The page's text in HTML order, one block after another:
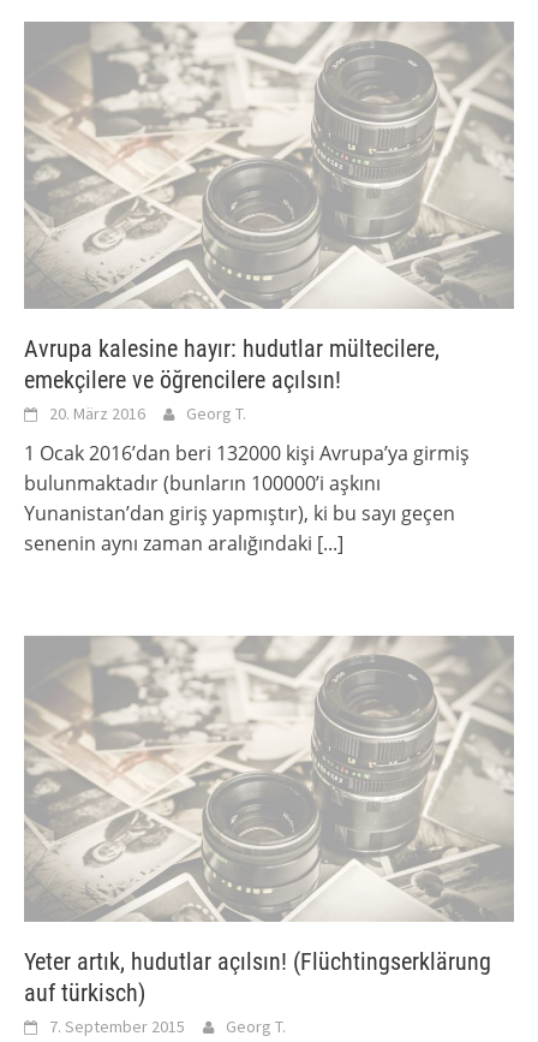
Avrupa kalesine hayır: hudutlar mültecilere,
emekçilere ve öğrencilere açılsın!
20. März 2016 Georg T.
1 Ocak 2016’dan beri 132000 kişi Avrupa’ya girmiş
bulunmaktadır (bunların 100000’i aşkını
Yunanistan’dan giriş yapmıştır), ki bu sayı geçen
senenin aynı zaman aralığındaki [...]
Yeter artık, hudutlar açılsın! (Flüchtingserklärung
auf türkisch)
7. September 2015 Georg T.